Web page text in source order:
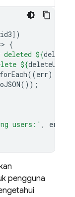
])
> {
deleted ${
${
forEach((err)
());
users:' , error
pengguna